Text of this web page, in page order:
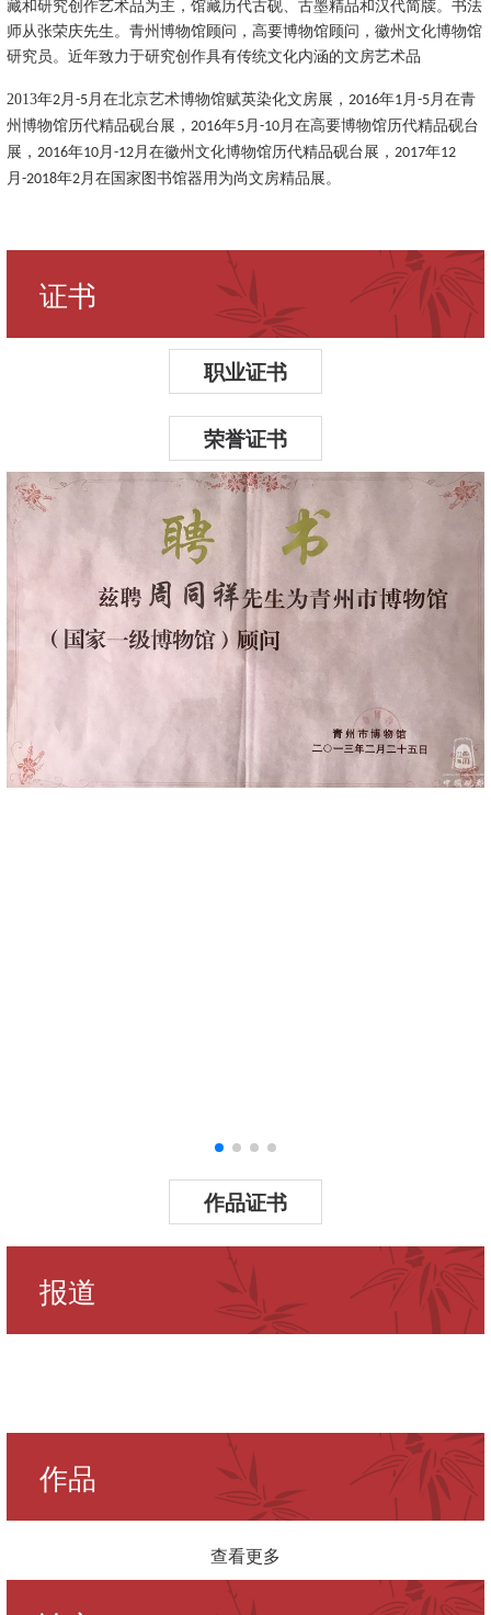
藏和研究创作艺术品为主，馆藏历代古砚、古墨精品和汉代简牍。书法
师从张荣庆先生。青州博物馆顾问，高要博物馆顾问，徽州文化博物馆
研究员。近年致力于研究创作具有传统文化内涵的文房艺术品
2013年2月 -5月在北京艺术博物馆赋英染化文房展， 2016年1月 -5月在青
州博物馆历代精品砚台展， 2016年5月 -10月在高要博物馆历代精品砚台
展， 2016年10月 -12月在徽州文化博物馆历代精品砚台展， 2017年12
月 -2018年2月在国家图书馆器用为尚文房精品展。
证书
职业证书
荣誉证书
作品证书
报道
作品
查看更多